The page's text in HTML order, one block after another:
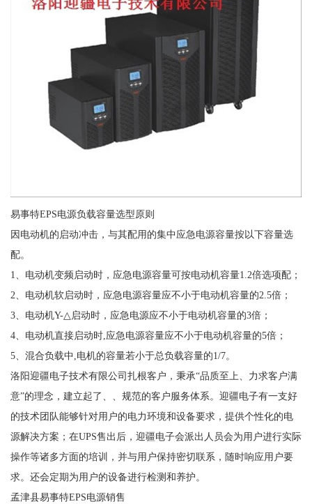
易事特EPS电源负载容量选型原则
因电动机的启动冲击，与其配用的集中应急电源容量按以下容量选
配。
1、电动机变频启动时，应急电源容量可按电动机容量1.2倍选项配；
2、电动机软启动时，应急电源容量应不小于电动机容量的2.5倍；
3、电动机Y-△启动时，应急电源应不小于电动机容量的3倍；
4、电动机直接启动时,应急电源容量应不小于电动机容量的5倍；
5、混合负载中,电机的容量若小于总负载容量的1/7。
洛阳迎疆电子技术有限公司扎根客户，秉承“品质至上、力求客户满
意”的理念，建立起了、、规范的客户服务体系。迎疆电子有一支好
的技术团队能够针对用户的电力环境和设备要求，提供个性化的电
源解决方案；在UPS售出后，迎疆电子会派出人员会为用户进行实际
操作等诸多方面的培训，并与用户保持密切联系，随时响应用户要
求。还会定期为用户的设备进行检测和养护。
孟津县易事特EPS电源销售